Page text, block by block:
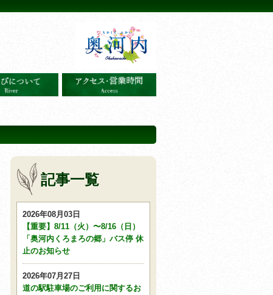
記事一覧
2026年08月03日
【重要】8/11（火）〜8/16（日）
「奥河内くろまろの郷」バス停 休
止のお知らせ
2026年07月27日
道の駅駐車場のご利用に関するお